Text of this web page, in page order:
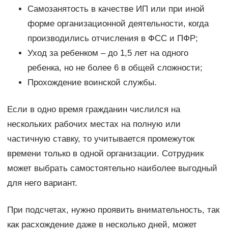
Самозанятость в качестве ИП или при иной
форме организационной деятельности, когда
производились отчисления в ФСС и ПФР;
Уход за ребенком – до 1,5 лет на одного
ребенка, но не более 6 в общей сложности;
Прохождение воинской службы.
Если в одно время гражданин числился на
нескольких рабочих местах на полную или
частичную ставку, то учитывается промежуток
времени только в одной организации. Сотрудник
может выбрать самостоятельно наиболее выгодный
для него вариант.
При подсчетах, нужно проявить внимательность, так
как расхождение даже в несколько дней, может